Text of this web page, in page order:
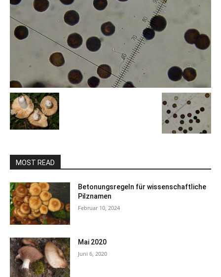
MOST READ
Betonungsregeln für wissenschaftliche
Pilznamen
Februar 10, 2024
Mai 2020
Juni 6, 2020